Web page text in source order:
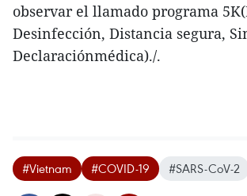
observar el llamado programa
Desinfección, Distancia segura,
Declaraciónmédica)./.
#Vietnam #COVID-19 #SARS-CoV-2